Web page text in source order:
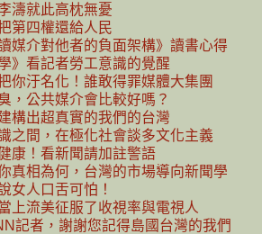
濤就此高枕無憂
第四權還給人民
媒介對他者的負面架構》讀書心得
》看記者勞工意識的覺醒
你汙名化！誰敢得罪媒體大集團
，公共媒介會比較好嗎？
構出超真實的我們的台灣
之間，在極化社會談多文化主義
康！看新聞請加註警語
真相為何，台灣的市場導向新聞學
女人口舌可怕！
上流美征服了收視率與電視人
記者，謝謝您記得島國台灣的我們